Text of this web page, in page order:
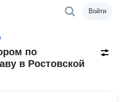
Войти
по
в Ростовской